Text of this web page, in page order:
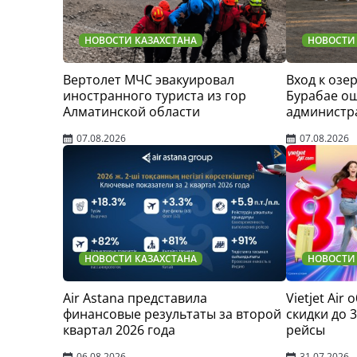
НОВОСТИ КАЗАХСТАНА
Вертолет МЧС эвакуировал
иностранного туриста из гор
Алматинской области
07.08.2026
НОВОСТИ
Вход к
Бурабае
07.08.2026
НОВОСТИ КАЗАХСТАНА
Air Astana представила
финансовые результаты за второй
квартал 2026 года
НОВОСТИ
Vietjet Air
скидки до
рейсы